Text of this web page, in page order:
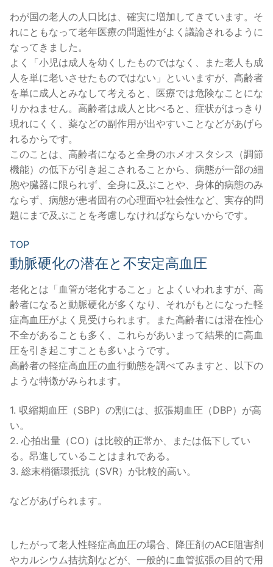
わが国の老人の人口比は、確実に増加してきています。そ
れにともなって老年医療の問題性がよく議論されるように
なってきました。
よく「小児は成人を幼くしたものではなく、また老人も成
人を単に老いさせたものではない」といいますが、高齢者
を単に成人とみなして考えると、医療では危険なことにな
りかねません。高齢者は成人と比べると、症状がはっきり
現れにくく、薬などの副作用が出やすいことなどがあげら
れるからです。
このことは、高齢者になると全身のホメオスタシス（調節
機能）の低下が引き起こされることから、病態が一部の細
胞や臓器に限られず、全身に及ぶことや、身体的病態のみ
ならず、病態が患者固有の心理面や社会性など、実存的問
題にまで及ぶことを考慮しなければならないからです。
TOP
動脈硬化の潜在と不安定高血圧
老化とは「血管が老化すること」とよくいわれますが、高
齢者になると動脈硬化が多くなり、それがもとになった軽
症高血圧がよく見受けられます。また高齢者には潜在性心
不全があることも多く、これらがあいまって結果的に高血
圧を引き起こすことも多いようです。
高齢者の軽症高血圧の血行動態を調べてみますと、以下の
ような特徴がみられます。
1. 収縮期血圧（SBP）の割には、拡張期血圧（DBP）が高
い。
2. 心拍出量（CO）は比較的正常か、または低下してい
る。昂進していることはまれである。
3. 総末梢循環抵抗（SVR）が比較的高い。
などがあげられます。
したがって老人性軽症高血圧の場合、降圧剤のACE阻害剤
やカルシウム拮抗剤などが、一般的に血管拡張の目的で用